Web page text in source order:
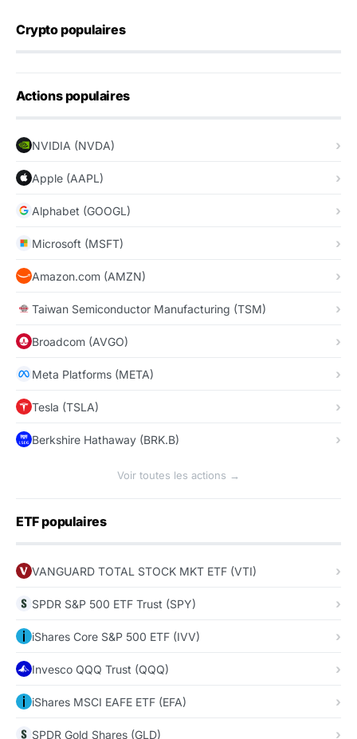
Crypto populaires
Actions populaires
NVIDIA (NVDA)
Apple (AAPL)
Alphabet (GOOGL)
Microsoft (MSFT)
Amazon.com (AMZN)
Taiwan Semiconductor Manufacturing (TSM)
Broadcom (AVGO)
Meta Platforms (META)
Tesla (TSLA)
Berkshire Hathaway (BRK.B)
Voir toutes les actions →
ETF populaires
VANGUARD TOTAL STOCK MKT ETF (VTI)
SPDR S&P 500 ETF Trust (SPY)
iShares Core S&P 500 ETF (IVV)
Invesco QQQ Trust (QQQ)
iShares MSCI EAFE ETF (EFA)
SPDR Gold Shares (GLD)